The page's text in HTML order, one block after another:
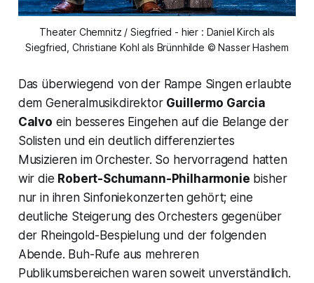
Theater Chemnitz / Siegfried - hier : Daniel Kirch als
Siegfried, Christiane Kohl als Brünnhilde © Nasser Hashem
Das überwiegend von der Rampe Singen erlaubte
dem Generalmusikdirektor Guillermo Garcia
Calvo ein besseres Eingehen auf die Belange der
Solisten und ein deutlich differenziertes
Musizieren im Orchester. So hervorragend hatten
wir die Robert-Schumann-Philharmonie bisher
nur in ihren Sinfoniekonzerten gehört; eine
deutliche Steigerung des Orchesters gegenüber
der Rheingold-Bespielung und der folgenden
Abende. Buh-Rufe aus mehreren
Publikumsbereichen waren soweit unverständlich.